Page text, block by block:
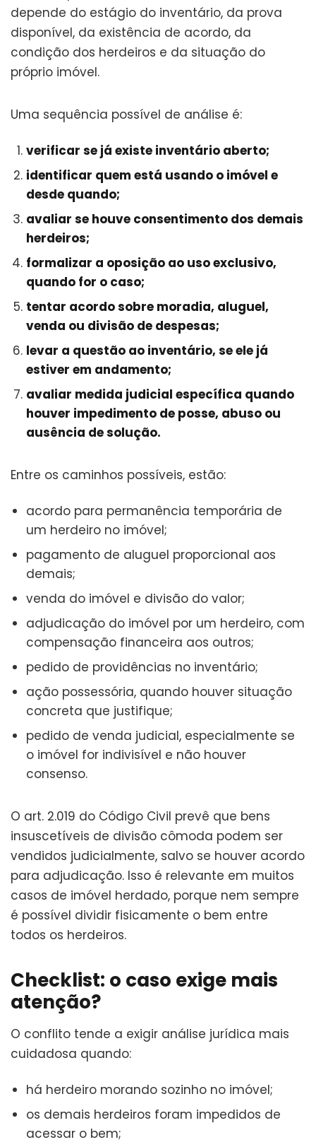
depende do estágio do inventário, da prova
disponível, da existência de acordo, da
condição dos herdeiros e da situação do
próprio imóvel.
Uma sequência possível de análise é:
verificar se já existe inventário aberto;
identificar quem está usando o imóvel e
desde quando;
avaliar se houve consentimento dos demais
herdeiros;
formalizar a oposição ao uso exclusivo,
quando for o caso;
tentar acordo sobre moradia, aluguel,
venda ou divisão de despesas;
levar a questão ao inventário, se ele já
estiver em andamento;
avaliar medida judicial específica quando
houver impedimento de posse, abuso ou
ausência de solução.
Entre os caminhos possíveis, estão:
acordo para permanência temporária de
um herdeiro no imóvel;
pagamento de aluguel proporcional aos
demais;
venda do imóvel e divisão do valor;
adjudicação do imóvel por um herdeiro, com
compensação financeira aos outros;
pedido de providências no inventário;
ação possessória, quando houver situação
concreta que justifique;
pedido de venda judicial, especialmente se
o imóvel for indivisível e não houver
consenso.
O art. 2.019 do Código Civil prevê que bens
insuscetíveis de divisão cômoda podem ser
vendidos judicialmente, salvo se houver acordo
para adjudicação. Isso é relevante em muitos
casos de imóvel herdado, porque nem sempre
é possível dividir fisicamente o bem entre
todos os herdeiros.
Checklist: o caso exige mais
atenção?
O conflito tende a exigir análise jurídica mais
cuidadosa quando:
há herdeiro morando sozinho no imóvel;
os demais herdeiros foram impedidos de
acessar o bem;